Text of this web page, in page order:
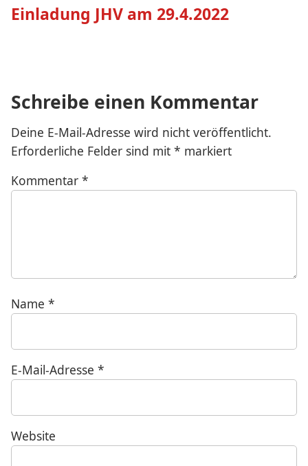
Beitrag:
Einladung JHV am 29.4.2022
Schreibe einen Kommentar
Deine E-Mail-Adresse wird nicht veröffentlicht.
Erforderliche Felder sind mit * markiert
Kommentar *
Name *
E-Mail-Adresse *
Website